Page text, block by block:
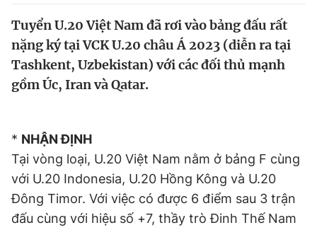
Video Magazine
Sản phẩm khác
Thông tin tòa soạn Liên hệ quảng cáo
Tuyển U.20 Việt Nam đã rơi vào bảng đấu rất
nặng ký tại VCK U.20 châu Á 2023 (diễn ra tại
Tashkent, Uzbekistan) với các đối thủ mạnh
gồm Úc, Iran và Qatar.
* NHẬN ĐỊNH
Tại vòng loại, U.20 Việt Nam nằm ở bảng F cùng
với U.20 Indonesia, U.20 Hồng Kông và U.20
Đông Timor. Với việc có được 6 điểm sau 3 trận
đấu cùng với hiệu số +7, thầy trò Đinh Thế Nam